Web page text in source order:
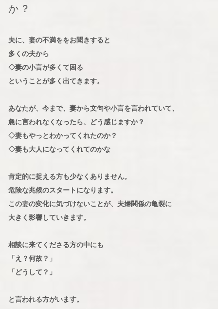
か？
夫に、妻の不満ををお聞きすると
多くの夫から
◇妻の小言が多くて困る
ということが多く出てきます。
あなたが、今まで、妻から文句や小言を言われていて、
急に言われなくなったら、どう感じますか？
◇妻もやっとわかってくれたのか？
◇妻も大人になってくれてのかな
肯定的に捉える方も少なくありません。
危険な兆候のスタートになります。
この妻の変化に気づけないことが、夫婦関係の亀裂に
大きく影響していきます。
相談に来てくださる方の中にも
「え？何故？」
「どうして？」
と言われる方がいます。